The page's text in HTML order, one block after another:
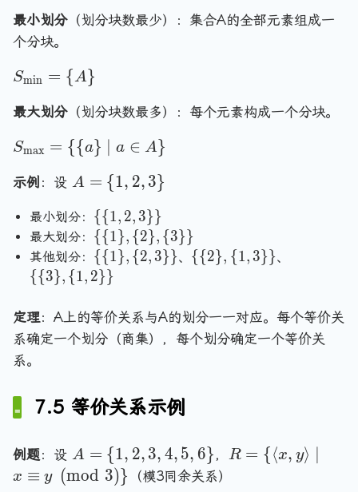
=
A
ts
\
c
p
S
A
最小划分（划分块数最少）：集合A的全部元素组成一
个分块。
S
{
m
in
}
=
}
Smin = {A}
最大划分（划分块数最多）：每个元素构成一个分块。
S
{
m
a
x
\
{
\
a
\
\
m
Smax = {{a} a ∈ A}
示例 ：设 A
\
{
1
,
,
3
A = {1, 2, 3}
最小划分： \
{
\
{
1
,
2
,
}
\
{{1, 2, 3}}
最大划分： \
{
\
{
1
\
}
{
2
}
,
{{1 }, {2}, {3}}
其他划分： \
{
{
1
\
\
{
,
3
{{1 }, {2, 3}}、 \
{
2
\
,
3
{{2}, {1, 3}}、
{
3
\
,
{{3}, {1, 2}}
定理：A上的等价关系与A的划分一一对应。每个等价关
系确定一个划分（商集），每个划分确定一个等价关
系。
7.5 等价关系示例
例题：设 A
=
A = {1, 2, 3, 4, 5, 6} ， R
R = { ⟨x, y⟩
x ≡ y (mod 3)} （模3同余关系）